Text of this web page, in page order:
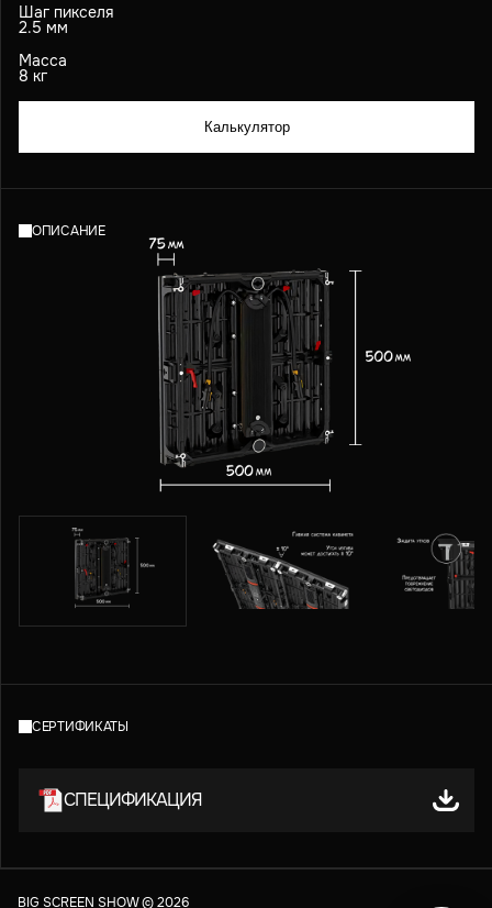
Шаг пикселя
2.5 мм
Масса
8 кг
Калькулятор
ОПИСАНИЕ
СЕРТИФИКАТЫ
СПЕЦИФИКАЦИЯ
BIG SCREEN SHOW ©2026